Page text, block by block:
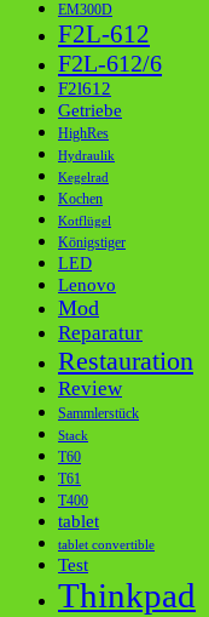
EM300D
F2L-612
F2L-612/6
F2l612
Getriebe
HighRes
Hydraulik
Kegelrad
Kochen
Kotflügel
Königstiger
LED
Lenovo
Mod
Reparatur
Restauration
Review
Sammlerstück
Stack
T60
T61
T400
tablet
tablet convertible
Test
Thinkpad